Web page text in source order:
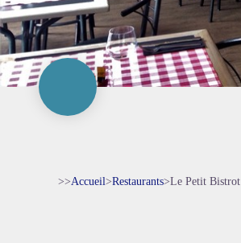
>>Accueil>Restaurants>Le Petit Bistrot